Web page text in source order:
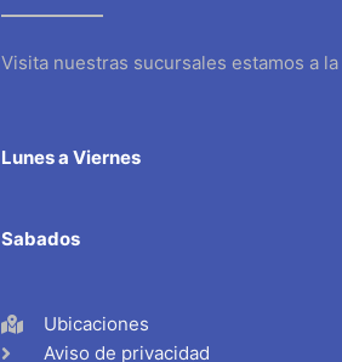
Visita nuestras sucursales estamos a
Lunes a Viernes
Sabados
Ubicaciones
Aviso de privacidad